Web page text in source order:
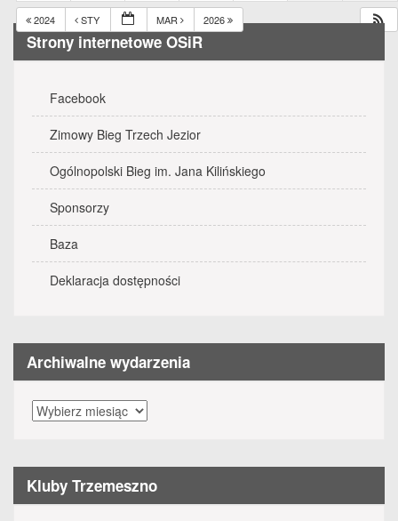
2024 STY MAR 2026
Strony internetowe OSiR
Facebook
Zimowy Bieg Trzech Jezior
Ogólnopolski Bieg im. Jana Kilińskiego
Sponsorzy
Baza
Deklaracja dostępności
Archiwalne wydarzenia
Archiwalne
wydarzenia
Kluby Trzemeszno